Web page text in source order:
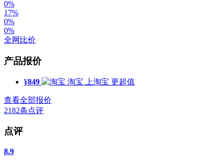
0%
17%
0%
0%
全网比价
产品报价
¥849 淘宝 上淘宝 更超值
查看全部报价
2182条点评
点评
8.9